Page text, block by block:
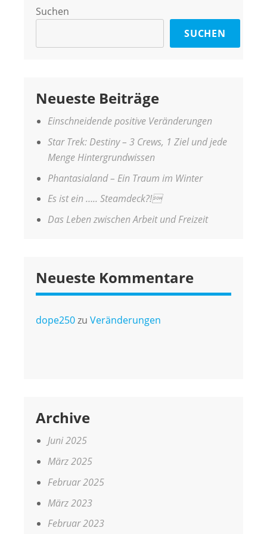
Suchen
SUCHEN
Neueste Beiträge
Einschneidende positive Veränderungen
Star Trek: Destiny – 3 Crews, 1 Ziel und jede
Menge Hintergrundwissen
Phantasialand – Ein Traum im Winter
Es ist ein ….. Steamdeck?!
Das Leben zwischen Arbeit und Freizeit
Neueste Kommentare
dope250zu Veränderungen
Archive
Juni 2025
März 2025
Februar 2025
März 2023
Februar 2023